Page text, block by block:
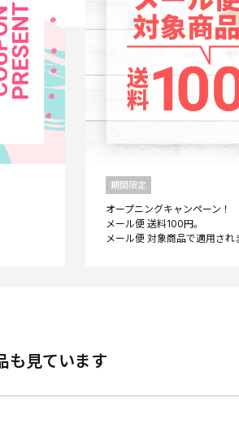
期間限定
オープニングキャンペーン！
メール便 送料100円。
も見ています